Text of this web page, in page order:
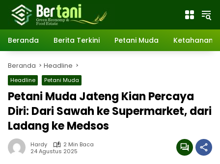
Langsung
konten
Beranda
Berita Terkini Petani Muda Ketahanan
Beranda Headline
Headline Petani Muda
Petani Muda Jateng Kian Percaya
Diri: Dari Sawah ke Supermarket, dari
Ladang ke Medsos
Hardy
2 Min Baca
24 Agustus 2025